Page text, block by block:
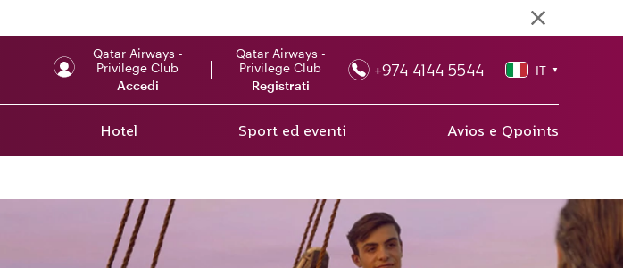
Qatar Airways -
Privilege Club
Accedi
Qatar Airways -
Privilege Club
Registrati
+974 4144 5544 IT ▼
Hotel Sport ed eventi Avios e Qpoints